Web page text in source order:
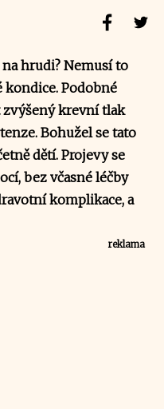
hrudi? Nemusí to
Podobné
zvýšený krevní tlak
Bohužel se tato
dětí. Projevy se
bez včasné léčby
komplikace, a
reklama